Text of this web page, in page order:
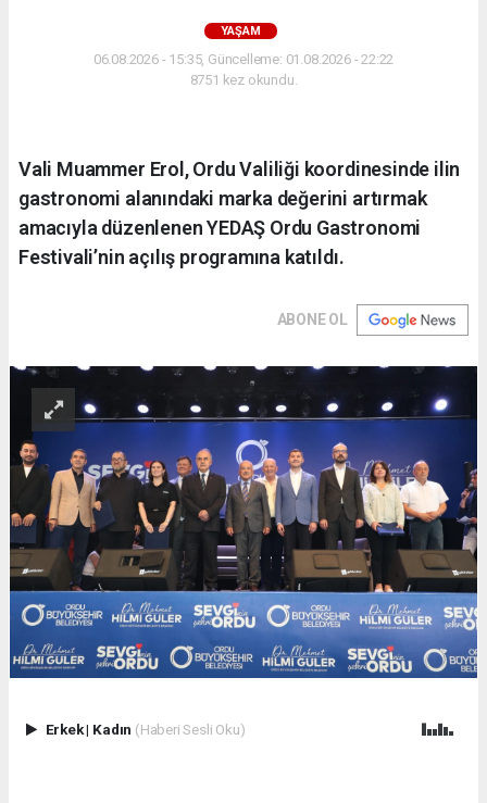
YAŞAM
06.08.2026 - 15:35, Güncelleme: 01.08.2026 - 22:22
8751 kez okundu.
Vali Muammer Erol, Ordu Valiliği koordinesinde ilin
gastronomi alanındaki marka değerini artırmak
amacıyla düzenlenen YEDAŞ Ordu Gastronomi
Festivali’nin açılış programına katıldı.
ABONE OL
Erkek| Kadın (Haberi Sesli Oku)